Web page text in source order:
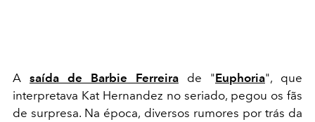
A saída de Barbie Ferreira de "Euphoria", que
interpretava Kat Hernandez no seriado, pegou os fãs
de surpresa. Na época, diversos rumores por trás da